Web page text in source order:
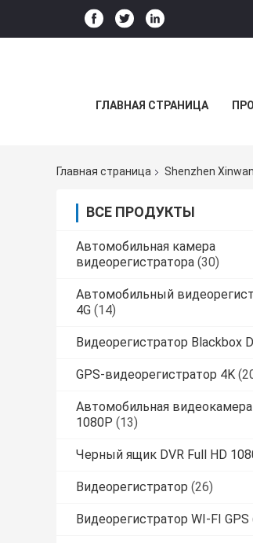
ГЛАВНАЯ СТРАНИЦА
Главная страница Shenzhen
ВСЕ ПРОДУКТЫ
Автомобильная камера
видеорегистратора (30)
Автомобильный
4G (14)
Видеорегистратор Blackbox
GPS-видеорегистратор 4K
Автомобильная видеокамера
1080P (13)
Черный ящик DVR Full HD
Видеорегистратор (26)
Видеорегистратор WI-FI GPS